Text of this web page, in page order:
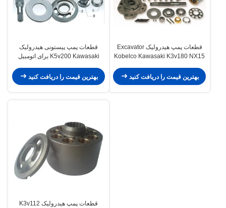
قطعات پمپ هیدرولیک Excavator
Kobelco Kawasaki K3v180 NX15
بهترین قیمت را دریافت کنید
قطعات پمپ پیستونی هیدرولیک
K5v200 Kawasaki برای اتومبیل
بهترین قیمت را دریافت کنید
قطعات پمپ هیدرولیک K3v112